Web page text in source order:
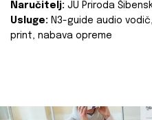
Naručitelj: JU Priroda
Usluge: N3-guide audio
print, nabava opreme